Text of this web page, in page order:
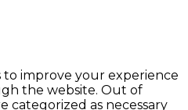
to improve your experience
the website. Out of
categorized as necessary